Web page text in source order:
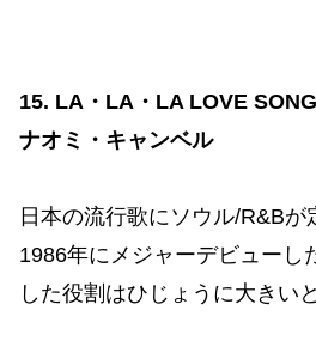
15. LA・LA・LA LOVE
ナオミ・キャンベル
日本の流行歌にソウル/R&Bが
1986年にメジャーデビューし
した役割はひじょうに大きい